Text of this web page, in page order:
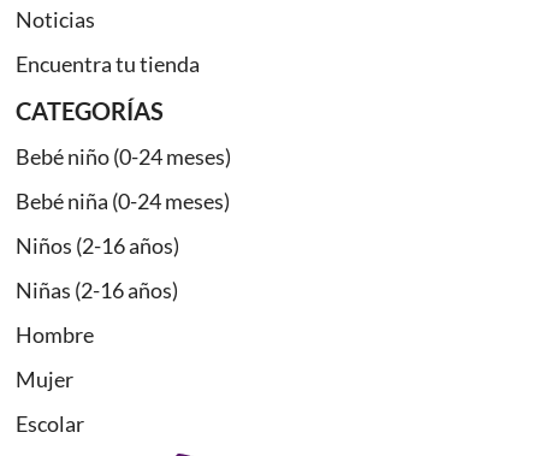
Noticias
Encuentra tu tienda
CATEGORÍAS
Bebé niño (0-24 meses)
Bebé niña (0-24 meses)
Niños (2-16 años)
Niñas (2-16 años)
Hombre
Mujer
Escolar